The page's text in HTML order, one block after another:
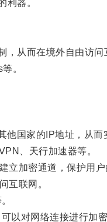
器。
从而在境外自由访问
。
国家的IP地址，从而
、天行加速器等。
加密通道，保护用户
互联网。
对网络连接进行加